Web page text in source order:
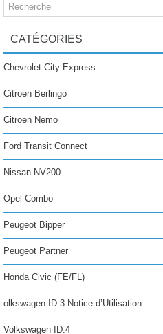
CATÉGORIES
Chevrolet City Express
Citroen Berlingo
Citroen Nemo
Ford Transit Connect
Nissan NV200
Opel Combo
Peugeot Bipper
Peugeot Partner
Honda Civic (FE/FL)
olkswagen ID.3 Notice d’Utilisation
Volkswagen ID.4